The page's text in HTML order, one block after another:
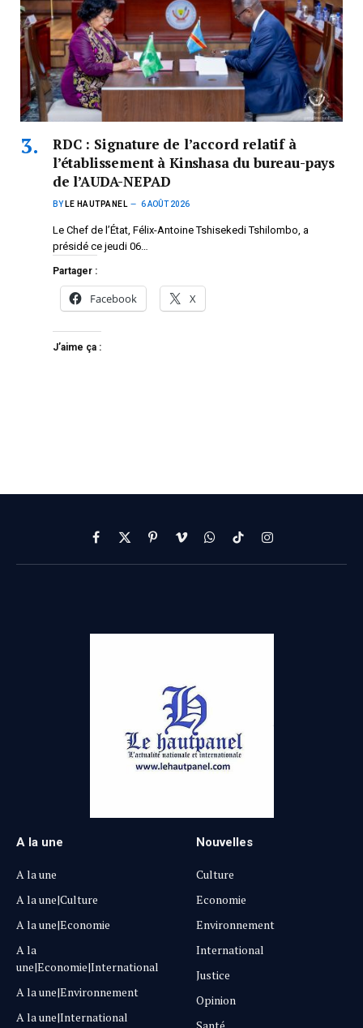
RDC : Signature de l’accord relatif à
l’établissement à Kinshasa du bureau-pays
de l’AUDA-NEPAD
BY LE HAUTPANEL 6 AOÛT 2026
Le Chef de l’État, Félix-Antoine Tshisekedi Tshilombo, a
présidé ce jeudi 06…
Partager :
Facebook X
J’aime ça :
Facebook
X
(Twitter)
PinterestVimeoWhatsApp
TikTokInstagram
A la une
A la une
A la une|Culture
A la une|Economie
A la
une|Economie|International
A la une|Environnement
A la une|International
Nouvelles
Culture
Economie
Environnement
International
Justice
Opinion